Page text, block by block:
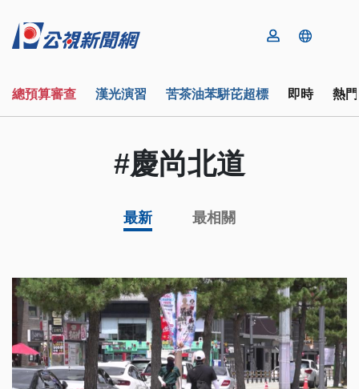
總預算審查 漢光演習 苦茶油苯駢芘超標 即時 熱
#慶尚北道
最新 最相關